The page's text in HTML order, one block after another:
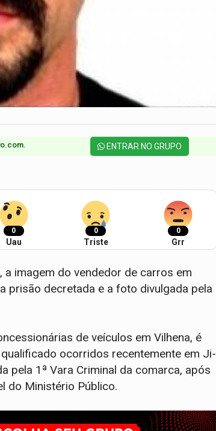
ENTRAR NO GRUPO
0
Uau
0
Triste
0
Grr
imagem do vendedor de carros em
prisão decretada e a foto divulgada pela
de veículos em Vilhena, é
ocorridos recentemente em Ji-
pela 1ª Vara Criminal da comarca, após
do Ministério Público.